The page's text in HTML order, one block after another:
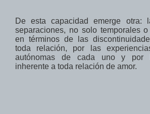
De esta capacidad emerge otra:
separaciones, no solo temporales
en términos de las
toda relación, por las
autónomas de cada uno y por
inherente a toda relación de amor.